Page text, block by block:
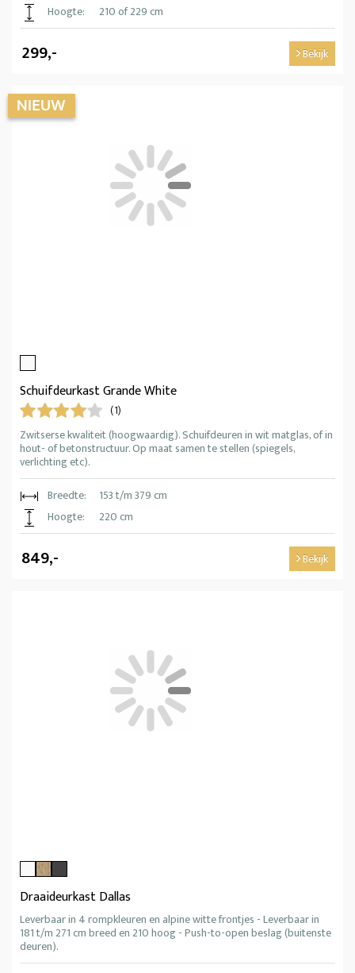
Hoogte:
210 of 229 cm
299,- Bekijk
Schuifdeurkast Grande White
(1)
Zwitserse kwaliteit (hoogwaardig). Schuifdeuren in wit matglas, of in
hout- of betonstructuur. Op maat samen te stellen (spiegels,
verlichting etc).
Breedte:
153 t/m 379 cm
Hoogte:
220 cm
849,- Bekijk
Draaideurkast Dallas
Leverbaar in 4 rompkleuren en alpine witte frontjes - Leverbaar in
181 t/m 271 cm breed en 210 hoog - Push-to-open beslag (buitenste
deuren).